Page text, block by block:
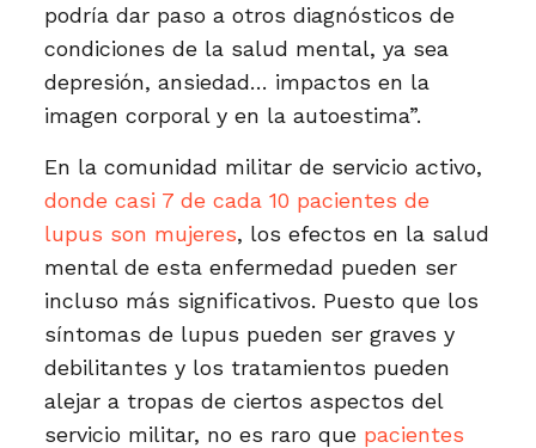
podría dar paso a otros diagnósticos de
condiciones de la salud mental, ya sea
depresión, ansiedad… impactos en la
imagen corporal y en la autoestima”.
En la comunidad militar de servicio activo,
donde casi 7 de cada 10 pacientes de
lupus son mujeres, los efectos en la salud
mental de esta enfermedad pueden ser
incluso más significativos. Puesto que los
síntomas de lupus pueden ser graves y
debilitantes y los tratamientos pueden
alejar a tropas de ciertos aspectos del
servicio militar, no es raro que pacientes